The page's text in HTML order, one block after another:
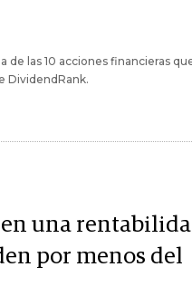
de las 10 acciones financieras
DividendRank.
una
por menos del